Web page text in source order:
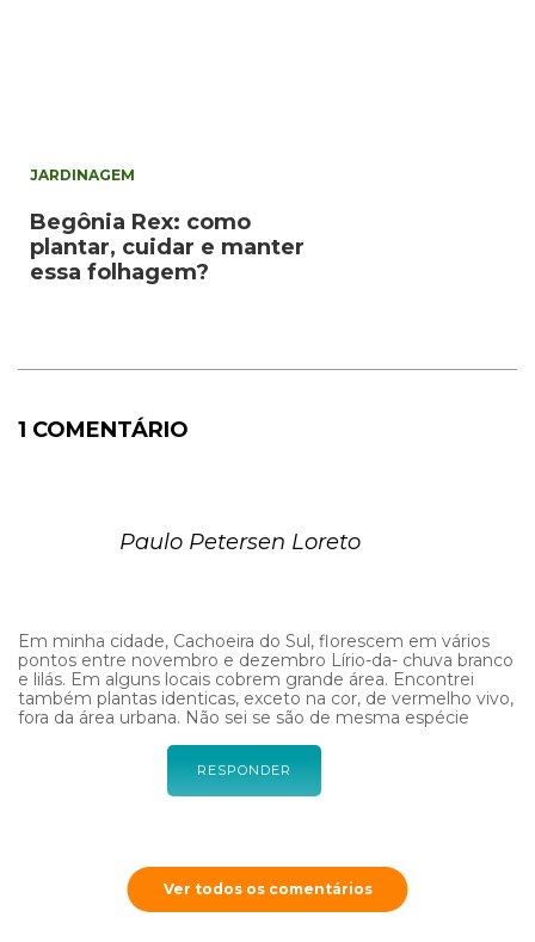
JARDINAGEM
Begônia Rex: como
plantar, cuidar e manter
essa folhagem?
1 COMENTÁRIO
Paulo Petersen Loreto
Em minha cidade, Cachoeira do Sul, florescem em vários
pontos entre novembro e dezembro Lírio-da- chuva branco
e lilás. Em alguns locais cobrem grande área. Encontrei
também plantas identicas, exceto na cor, de vermelho vivo,
fora da área urbana. Não sei se são de mesma espécie
RESPONDER
Ver todos os comentários